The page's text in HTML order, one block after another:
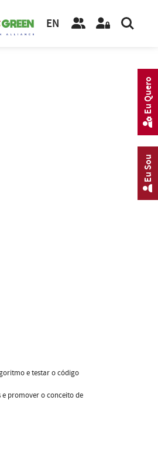
EN
e testar o código
promover o conceito de
Eu Sou
Eu Quero